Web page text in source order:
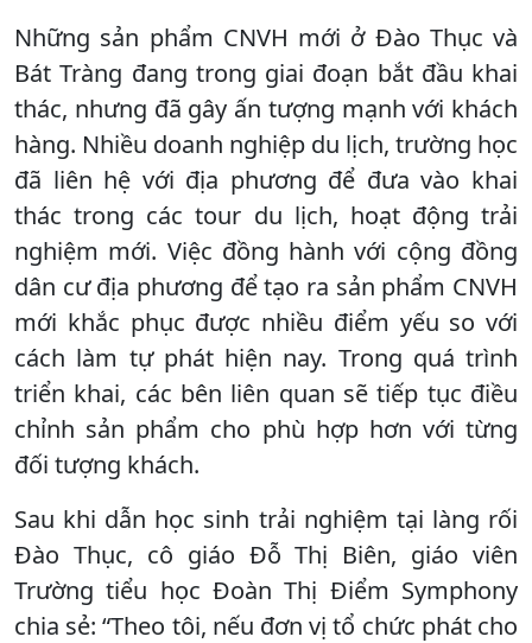
Những sản phẩm CNVH mới ở Đào Thục và
Bát Tràng đang trong giai đoạn bắt đầu khai
thác, nhưng đã gây ấn tượng mạnh với khách
hàng. Nhiều doanh nghiệp du lịch, trường học
đã liên hệ với địa phương để đưa vào khai
thác trong các tour du lịch, hoạt động trải
nghiệm mới. Việc đồng hành với cộng đồng
dân cư địa phương để tạo ra sản phẩm CNVH
mới khắc phục được nhiều điểm yếu so với
cách làm tự phát hiện nay. Trong quá trình
triển khai, các bên liên quan sẽ tiếp tục điều
chỉnh sản phẩm cho phù hợp hơn với từng
đối tượng khách.
Sau khi dẫn học sinh trải nghiệm tại làng rối
Đào Thục, cô giáo Đỗ Thị Biên, giáo viên
Trường tiểu học Đoàn Thị Điểm Symphony
chia sẻ: “Theo tôi, nếu đơn vị tổ chức phát cho